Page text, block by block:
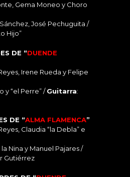
Gema Moneo y Choro
José Pechuguita /
Hijo”
DE “DUENDE
Irene Rueda y Felipe
y “el Perre” /Guitarra:
DE “ALMA FLAMENCA”
Claudia “la Debla” e
Nina y Manuel Pajares /
Gutiérrez